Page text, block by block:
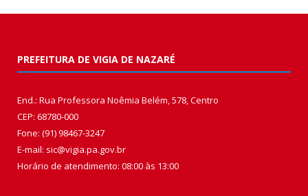
PREFEITURA DE VIGIA DE NAZARÉ
End.: Rua Professora Noêmia Belém, 578, Centro
CEP: 68780-000
Fone: (91) 98467-3247
E-mail: sic@vigia.pa.gov.br
Horário de atendimento: 08:00 às 13:00